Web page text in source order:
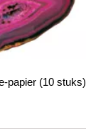
papier (10 stuks)